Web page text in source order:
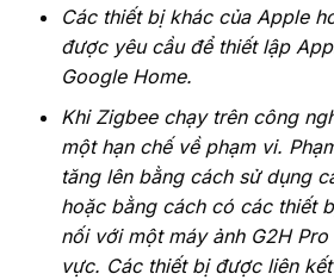
‎Các thiết bị khác của Apple
được yêu cầu để thiết lập
Google Home.‎
‎Khi Zigbee chạy trên công
một hạn chế về phạm vi.
tăng lên bằng cách sử dụng
hoặc bằng cách có các thiết
nối với một máy ảnh G2H
vực. Các thiết bị được liên